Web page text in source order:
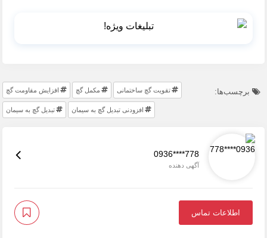
برچسب‌ها: تقویت گچ ساختمانی مکمل گچ افزایش مقاومت گچ
افزودنی تبدیل گچ به سیمان تبدیل گچ به سیمان
0936****778
آگهی دهنده
اطلاعات تماس